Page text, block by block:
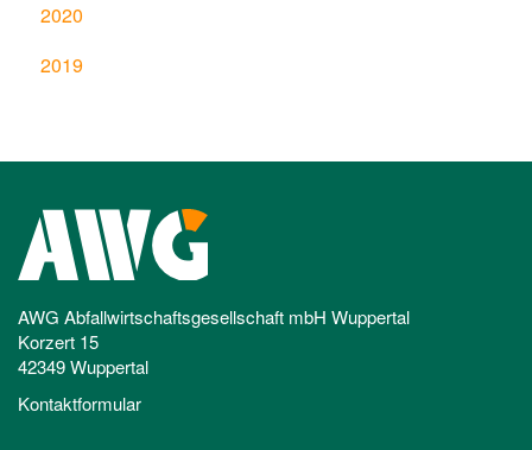
2020
2019
AWG Abfallwirtschaftsgesellschaft mbH Wuppertal
Korzert 15
42349 Wuppertal
Kontaktformular